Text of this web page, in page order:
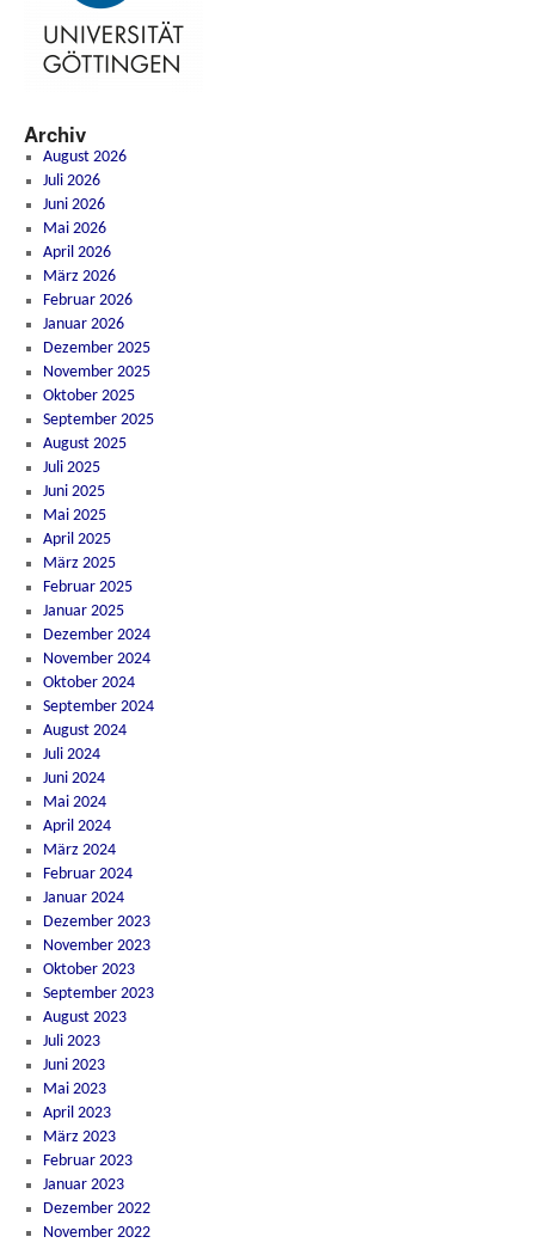
Archiv
August 2026
Juli 2026
Juni 2026
Mai 2026
April 2026
März 2026
Februar 2026
Januar 2026
Dezember 2025
November 2025
Oktober 2025
September 2025
August 2025
Juli 2025
Juni 2025
Mai 2025
April 2025
März 2025
Februar 2025
Januar 2025
Dezember 2024
November 2024
Oktober 2024
September 2024
August 2024
Juli 2024
Juni 2024
Mai 2024
April 2024
März 2024
Februar 2024
Januar 2024
Dezember 2023
November 2023
Oktober 2023
September 2023
August 2023
Juli 2023
Juni 2023
Mai 2023
April 2023
März 2023
Februar 2023
Januar 2023
Dezember 2022
November 2022